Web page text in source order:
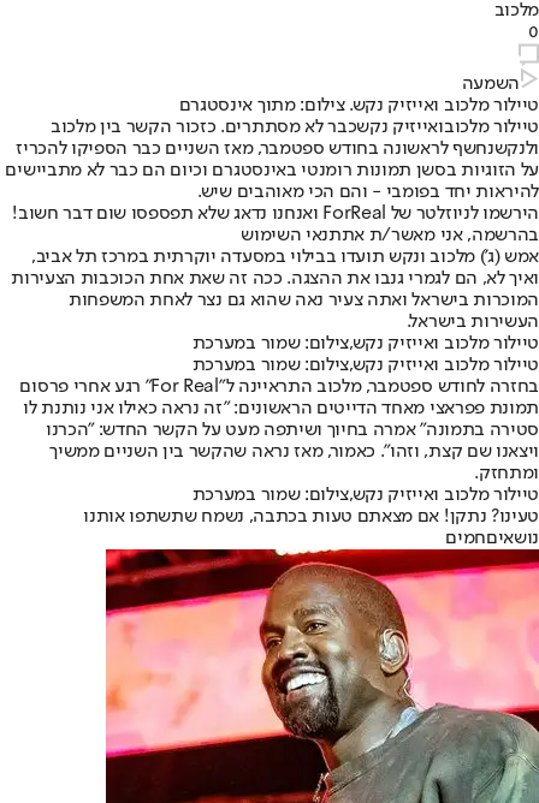
מלכוב
0
השמעה
טיילור מלכוב ואייזיק נקש. צילום: מתוך אינסטגרם
טיילור מלכובואייזיק נקשכבר לא מסתתרים. כזכור הקשר בין מלכוב
ולנקשנחשף לראשונה בחודש ספטמבר, מאז השניים כבר הספיקו להכריז
על הזוגיות בסשן תמונות רומנטי באינסטגרם וכיום הם כבר לא מתביישים
להיראות יחד בפומבי - והם הכי מאוהבים שיש.
הירשמו לניוזלטר של ForReal ואנחנו נדאג שלא תפספסו שום דבר חשוב!
בהרשמה, אני מאשר/ת אתתנאי השימוש
אמש (ג') מלכוב ונקש תועדו בבילוי במסעדה יוקרתית במרכז תל אביב,
ואיך לא, הם לגמרי גנבו את ההצגה. ככה זה שאת אחת הכוכבות הצעירות
המוכרות בישראל ואתה צעיר נאה שהוא גם נצר לאחת המשפחות
העשירות בישראל.
טיילור מלכוב ואייזיק נקש,צילום: שמור במערכת
טיילור מלכוב ואייזיק נקש,צילום: שמור במערכת
בחזרה לחודש ספטמבר, מלכוב התראיינה ל"For Real" רגע אחרי פרסום
תמונת פפראצי מאחד הדייטים הראשונים: "זה נראה כאילו אני נותנת לו
סטירה בתמונה" אמרה בחיוך ושיתפה מעט על הקשר החדש: "הכרנו
ויצאנו שם קצת, וזהו". כאמור, מאז נראה שהקשר בין השניים ממשיך
ומתחזק.
טיילור מלכוב ואייזיק נקש,צילום: שמור במערכת
טעינו? נתקן! אם מצאתם טעות בכתבה, נשמח שתשתפו אותנו
נושאיםחמים